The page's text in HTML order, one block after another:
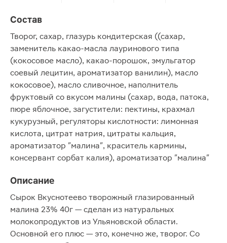
Состав
Творог, сахар, глазурь кондитерская ((сахар,
заменитель какао-масла лауринового типа
(кокосовое масло), какао-порошок, эмульгатор
соевый лецитин, ароматизатор ванилин), масло
кокосовое), масло сливочное, наполнитель
фруктовый со вкусом малины (сахар, вода, патока,
пюре яблочное, загустители: пектины, крахмал
кукурузный, регуляторы кислотности: лимонная
кислота, цитрат натрия, цитраты кальция,
ароматизатор "малина", краситель кармины,
консервант сорбат калия), ароматизатор "малина"
Описание
Сырок Вкуснотеево творожный глазированный
малина 23% 40г — сделан из натуральных
молокопродуктов из Ульяновской области.
Основной его плюс — это, конечно же, творог. Со